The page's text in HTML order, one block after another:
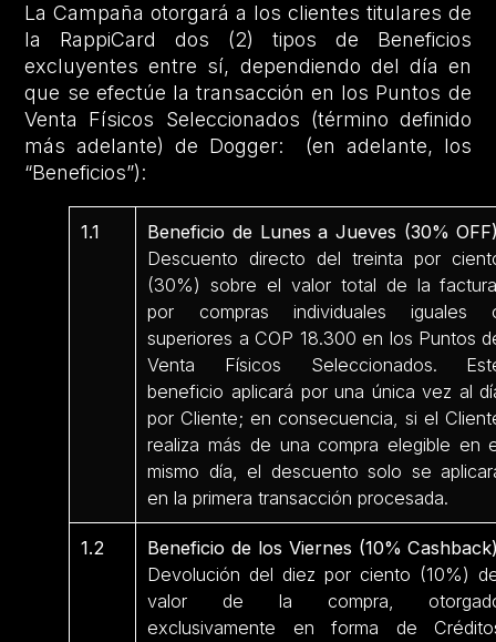
La Campaña otorgará a los clientes titulares de
la RappiCard dos (2) tipos de Beneficios
excluyentes entre sí, dependiendo del día en
que se efectúe la transacción en los Puntos de
Venta Físicos Seleccionados (término definido
más adelante) de Dogger: (en adelante, los
“Beneficios”):
1.1
Beneficio de Lunes a Jueves (30%
Descuento directo del treinta por
(30%) sobre el valor total de la
por compras individuales iguales
superiores a COP 18.300 en los Puntos
Venta Físicos Seleccionados.
beneficio aplicará por una única vez al
por Cliente; en consecuencia, si el
realiza más de una compra elegible en
mismo día, el descuento solo se
en la primera transacción procesada.
1.2
Beneficio de los Viernes (10%
Devolución del diez por ciento (10%)
valor de la compra,
exclusivamente en forma de